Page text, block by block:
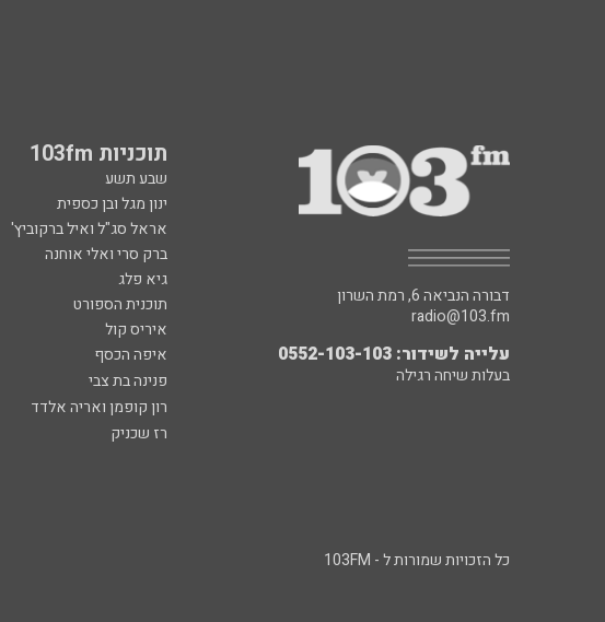
תוכניות 103fm
שבע תשע
ינון מגל ובן כספית
אראל סג"ל ואיל ברקוביץ'
ברק סרי ואלי אוחנה
גיא פלג
תוכנית הספורט
איריס קול
איפה הכסף
פנינה בת צבי
רון קופמן ואריה אלדד
רז שכניק
דבורה הנביאה 6, רמת השרון
radio@103.fm
עלייה לשידור: 0552-103-103
בעלות שיחה רגילה
כל הזכויות שמורות ל - 103FM